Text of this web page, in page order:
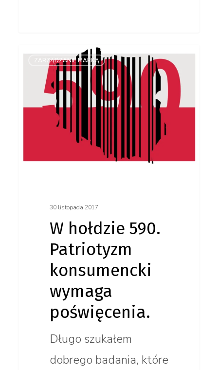
W hołdzie
Patriotyzm
konsumencki
poświęcenia.
ZARZĄDZANIE MARKĄ
30 listopada 2017
W hołdzie 590.
Patriotyzm
konsumencki
wymaga
poświęcenia.
Długo szukałem
dobrego badania, które